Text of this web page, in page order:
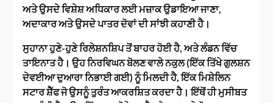
ਅਤੇ ਉਸਦੇ ਵਿਸ਼ੇਸ਼ ਅਧਿਕਾਰ ਲਈ ਮਜ਼ਾਕ ਉਡਾਇਆ ਜਾਣਾ,
ਅਦਾਕਾਰ ਅਤੇ ਉਸਦੇ ਪਾਤਰ ਦੋਵਾਂ ਦੀ ਸਾਂਝੀ ਕਹਾਣੀ ਹੈ।
ਸੁਹਾਨਾ ਹੁਣੇ-ਹੁਣੇ ਰਿਲੇਸ਼ਨਸ਼ਿਪ ਤੋਂ ਬਾਹਰ ਹੋਈ ਹੈ, ਅਤੇ ਲੰਡਨ ਵਿੱਚ
ਤਾਇਨਾਤ ਹੈ। ਉਹ ਨਿਰਵਿਘਨ ਬੋਲਣ ਵਾਲੇ ਨਕੁਲ (ਇੱਕ ਤਿੱਖੇ ਗੁਲਸ਼ਨ
ਦੇਵਈਆ ਦੁਆਰਾ ਨਿਭਾਈ ਗਈ) ਨੂੰ ਮਿਲਦੀ ਹੈ, ਇੱਕ ਮਿਸ਼ੇਲਿਨ
ਸਟਾਰ ਸ਼ੈੱਫ ਜੋ ਉਸਨੂੰ ਤੁਰੰਤ ਆਕਰਸ਼ਿਤ ਕਰਦਾ ਹੈ। ਇੱਥੋਂ ਹੀ ਮੁਸੀਬਤ